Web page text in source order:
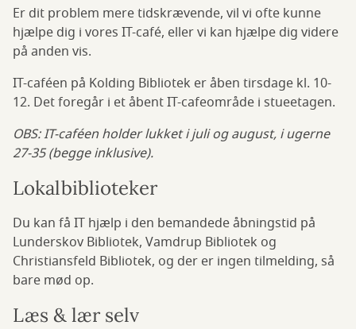
Er dit problem mere tidskrævende, vil vi ofte kunne
hjælpe dig i vores IT-café, eller vi kan hjælpe dig videre
på anden vis.
IT-caféen på Kolding Bibliotek er åben tirsdage kl. 10-
12. Det foregår i et åbent IT-cafeområde i stueetagen.
OBS: IT-caféen holder lukket i juli og august, i ugerne
27-35 (begge inklusive).
Lokalbiblioteker
Du kan få IT hjælp i den bemandede åbningstid på
Lunderskov Bibliotek, Vamdrup Bibliotek og
Christiansfeld Bibliotek, og der er ingen tilmelding, så
bare mød op.
Læs & lær selv